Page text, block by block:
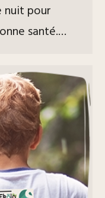
nuit pour
santé.…